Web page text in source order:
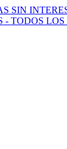
SIN
- TODOS